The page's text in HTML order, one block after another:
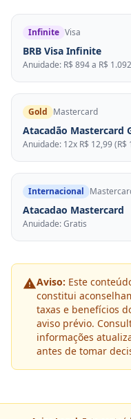
Infinite Visa
BRB Visa Infinite
Anuidade: R$ 894 a R$ 1.092
Gold Mastercard
Atacadão Mastercard
Anuidade: 12x R$ 12,99
Internacional
Atacadao Mastercard
Anuidade: Gratis
Aviso: Este
constitui
taxas e benefícios
aviso prévio.
informações
antes de tomar